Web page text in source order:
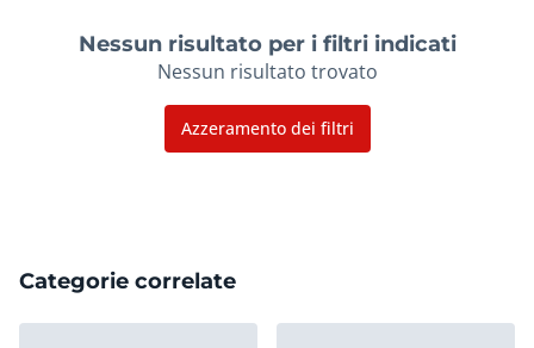
Nessun risultato per i filtri indicati
Nessun risultato trovato
Azzeramento dei filtri
Categorie correlate